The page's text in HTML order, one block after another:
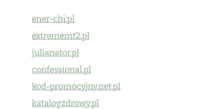
ener-chi.pl
extrememt2.pl
julianator.pl
confessional.pl
kod-promocyjny.net.pl
katalogzdrowy.pl